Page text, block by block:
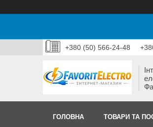
+380 (50) 566-24-48
ГОЛОВНА ТОВАРИ ТА